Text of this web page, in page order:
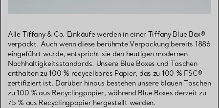
Alle Tiffany & Co. Einkäufe werden in einer Tiffany Blue Box®
verpackt. Auch wenn diese berühmte Verpackung bereits 1886
eingeführt wurde, entspricht sie den heutigen modernen
Nachhaltigkeitsstandards. Unsere Blue Boxes und Taschen
enthalten zu 100 % recycelbares Papier, das zu 100 % FSC®-
zertifiziert ist. Darüber hinaus bestehen unsere blauen Taschen
zu 100 % aus Recyclingpapier, während Blue Boxes derzeit zu
75 % aus Recyclingpapier hergestellt werden.